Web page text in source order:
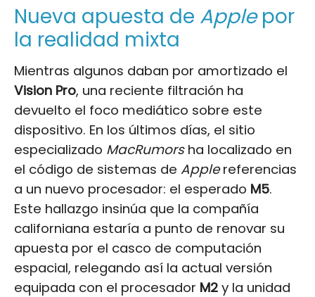
Nueva apuesta de Applepor
la realidad mixta
Mientras algunos daban por amortizado el
Vision Pro, una reciente filtración ha
devuelto el foco mediático sobre este
dispositivo. En los últimos días, el sitio
especializado MacRumorsha localizado en
el código de sistemas de Applereferencias
a un nuevo procesador: el esperado M5.
Este hallazgo insinúa que la compañía
californiana estaría a punto de renovar su
apuesta por el casco de computación
espacial, relegando así la actual versión
equipada con el procesador M2 y la unidad